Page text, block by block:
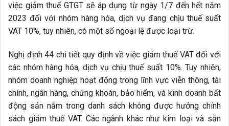
việc giảm thuế GTGT sẽ áp dụng từ ngày 1/7 đến hết năm
2023 đối với nhóm hàng hóa, dịch vụ đang chịu thuế suất
VAT 10%, tuy nhiên, có một số ngoại lệ được loại trừ.
Nghị định 44 chi tiết quy định về việc giảm thuế VAT đối với
các nhóm hàng hóa, dịch vụ chịu thuế suất 10%. Tuy nhiên,
nhóm doanh nghiệp hoạt động trong lĩnh vực viễn thông, tài
chính, ngân hàng, chứng khoán, bảo hiểm, và kinh doanh bất
động sản nằm trong danh sách không được hưởng chính
sách giảm thuế VAT. Các ngành khác như kim loại và sản